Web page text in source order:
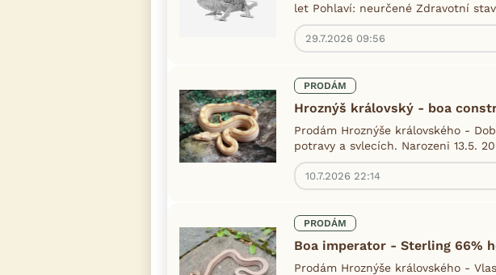
let Pohlaví: neurčené Zdravotní
29.7.2026 09:56
PRODÁM
Hroznýš královský - boa
Prodám Hroznýše královského -
potravy a svlecích. Narozeni 13.5.
10.7.2026 22:14
PRODÁM
Boa imperator - Sterling 66%
Prodám Hroznýše královského -